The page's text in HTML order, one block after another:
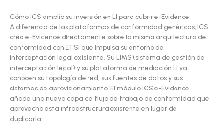
Cómo ICS amplía su inversión en LI para cubrir e-Evidence
A diferencia de las plataformas de conformidad genéricas, ICS
crea e-Evidence directamente sobre la misma arquitectura de
conformidad con ETSI que impulsa su entorno de
interceptación legal existente. Su LIMS (sistema de gestión de
interceptación legal) y su plataforma de mediación LI ya
conocen su topología de red, sus fuentes de datos y sus
sistemas de aprovisionamiento. El módulo ICS e-Evidence
añade una nueva capa de flujo de trabajo de conformidad que
aprovecha esta infraestructura existente en lugar de
duplicarla.